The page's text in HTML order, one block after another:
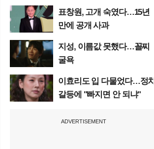
표창원, 고개 숙였다…15년
만에 공개 사과
지성, 이름값 못했다…꼴찌
굴욕
이효리도 입 다물었다…정치
갈등에 "빠지면 안 되냐"
ADVERTISEMENT